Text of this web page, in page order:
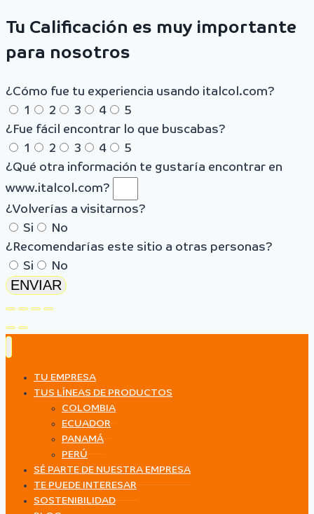
Tu Calificación es muy importante
para nosotros
¿Cómo fue tu experiencia usando italcol.com?
1
2 3 4
5
¿Fue fácil encontrar lo que buscabas?
1
2 3 4
5
¿Qué otra información te gustaría encontrar en
www.italcol.com?
¿Volverías a visitarnos?
Si
No
¿Recomendarías este sitio a otras personas?
Si
No
ENVIAR
TU EMPRESA
TUS LÍNEAS DE PRODUCTOS
COLOMBIA
ECUADOR
PANAMÁ
PERÚ
SÉ PARTE DE NUESTRA EMPRESA
TE PUEDE INTERESAR
SOSTENIBILIDAD